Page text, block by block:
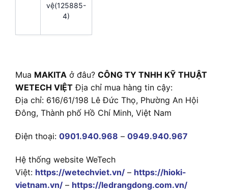
vệ(125885-
4)
Mua MAKITA ở đâu? CÔNG TY TNHH KỸ THUẬT
WETECH VIỆT Địa chỉ mua hàng tin cậy:
Địa chỉ: 616/61/198 Lê Đức Thọ, Phường An Hội
Đông, Thành phố Hồ Chí Minh, Việt Nam
Điện thoại: 0901.940.968 – 0949.940.967
Hệ thống website WeTech
Việt: https://wetechviet.vn/ – https://hioki-
vietnam.vn/ – https://ledrangdong.com.vn/